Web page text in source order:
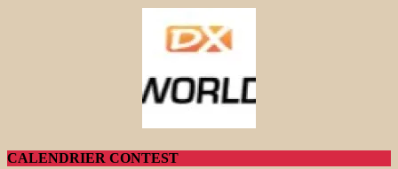
CALENDRIER CONTEST